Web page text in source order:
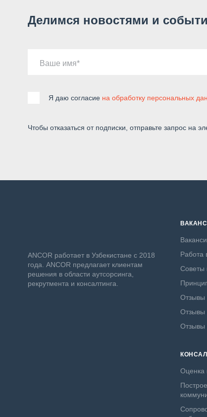
Делимся новостями и
Ваше имя
Я даю согласие на обработку персональных
Чтобы отказаться от подписки, отправьте запрос на
ANСOR работает в Узбекистане с 2018
года. ANCOR предлагает клиентам
решения в области аутсорсинга,
рекрутмента и консалтинга.
Работа
Советы
Отзывы
Отзывы
Отзывы
Оценка